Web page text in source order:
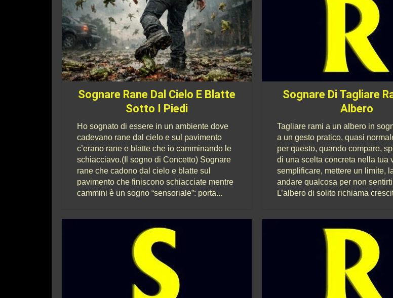
Sognare Rane Dal Cielo E Blatte
Sotto I Piedi
Ho sognato di essere in un ambiente dove
cadevano rane dal cielo e sul pavimento
c’erano rane e blatte che io camminando le
schiacciavo.(Il sogno di Concetto) Sognare
rane che cadono dal cielo e blatte sul
pavimento che finiscono schiacciate mentre
cammini è un sogno “sensoriale”: porta...
Sognare Di Tagliare
Albero
Tagliare rami a un albero in
a un gesto pratico, quasi
per questo, quando compare,
di una scelta concreta nella tua
semplificare, mettere un limite,
andare qualcosa per non
L’albero di solito richiama